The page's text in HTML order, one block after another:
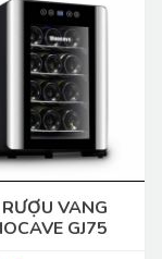
VANG
GJ75